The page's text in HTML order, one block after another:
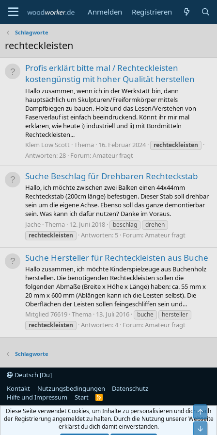
Anmelden Registrieren
Schlagworte
rechteckleisten
Profis erklärt bitte mal / Rechteckleisten
kostengünstig mit hoher Qualität herstellen
Hallo zusammen, wenn ich in der Werkstatt bin, dann
hauptsächlich um Skulpturen/Freiformkörper mittels
Dampfbiegen zu bauen. Holz und das Lesen/Verstehen von
Faserverlauf ist einfach beeindruckend. Könnt ihr mir mal
erklären, wie heute i) industriell und ii) mit Bordmitteln
Rechteckleisten...
Klem Low Scott Thema 16. Februar 2024 rechteckleisten
Antworten: 28 Forum:Amateur fragt
Suche Beschlag für Drehbaren Rechteckstab
Hallo, ich möchte zwischen zwei Balken einen 44x44mm
Rechteckstab (200cm länge) befestigen. Dieser Stab soll drehbar
sein um die eigene Achse. Ebenso soll das ganze demontierbar
sein. Was kann ich dafür nutzen? Danke im Voraus.
Jache Thema 12. Juni 2018 beschlag
drehen
rechteckleisten
Antworten: 5 Forum:Amateur fragt
Suche Hersteller für Rechteckleisten aus Buche
Hallo zusammen, ich möchte Kinderspielzeuge aus Buchenholz
herstellen. Die benötigenden Rechteckleisten sollen die
folgenden Abmaße (Breite x Höhe x Länge) haben: ca. 55 mm x
20 mm x 600 mm (Ablängen kann ich die Leisten selbst). Die
Oberflächen der Leisten sollen feingeschliffen sein und...
Mitglied 76619 Thema 13. Juli 2016 buche
hersteller
rechteckleisten
Antworten: 4 Forum:Amateur fragt
Schlagworte
Deutsch [Du]
Kontakt
Nutzungsbedingungen
Datenschutz
Hilfe und Impressum
Start
R
S
Diese Seite verwendet Cookies, um Inhalte zu personalisieren und dich nach
der Registrierung angemeldet zu halten. Durch die Nutzung unserer Webseite
erklärst du dich damit einverstanden.